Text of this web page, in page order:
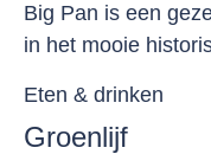
Big Pan is een
in het mooie
Eten & drinken
Groenlijf